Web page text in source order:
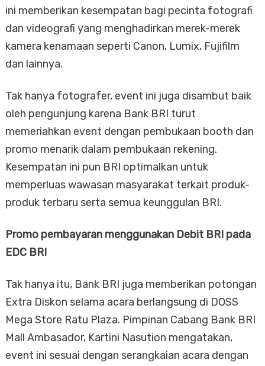
ini memberikan kesempatan bagi pecinta fotografi
dan videografi yang menghadirkan merek-merek
kamera kenamaan seperti Canon, Lumix, Fujifilm
dan lainnya.
Tak hanya fotografer, event ini juga disambut baik
oleh pengunjung karena Bank BRI turut
memeriahkan event dengan pembukaan booth dan
promo menarik dalam pembukaan rekening.
Kesempatan ini pun BRI optimalkan untuk
memperluas wawasan masyarakat terkait produk-
produk terbaru serta semua keunggulan BRI.
Promo pembayaran menggunakan Debit BRI pada
EDC BRI
Tak hanya itu, Bank BRI juga memberikan potongan
Extra Diskon selama acara berlangsung di DOSS
Mega Store Ratu Plaza. Pimpinan Cabang Bank BRI
Mall Ambasador, Kartini Nasution mengatakan,
event ini sesuai dengan serangkaian acara dengan